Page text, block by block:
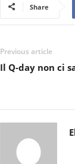
Share
Previous article
Il Q-day non ci